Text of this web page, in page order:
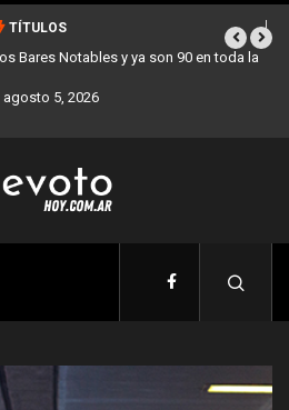
TÍTULOS
Los stands móviles de la Ciudad llegan esta
agosto 5, 2026